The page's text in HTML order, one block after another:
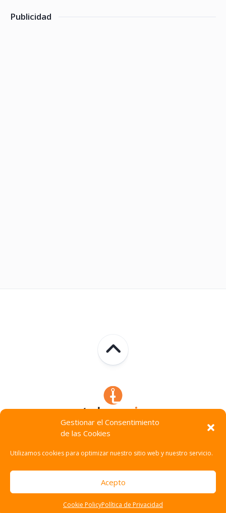
Gestionar el Consentimiento
de las Cookies
Utilizamos cookies para optimizar nuestro sitio web y nuestro servicio.
Acepto
Cookie PolicyPolítica de Privacidad
Publicidad
Technocracia © 2026. Todos Los Derechos Reservados.